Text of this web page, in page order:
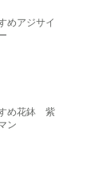
めアジサイ
め花鉢 紫陽
ン